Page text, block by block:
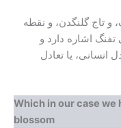
و تاج گلنگدن، و نقطه‌
تفنگ اشاره دارد و
انسانی، یا تعادل
Which in our case we
blossom